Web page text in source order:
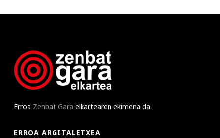
Erroa Zenbat Gara elkartearen ekimena da.
ERROA ARGITALETXEA